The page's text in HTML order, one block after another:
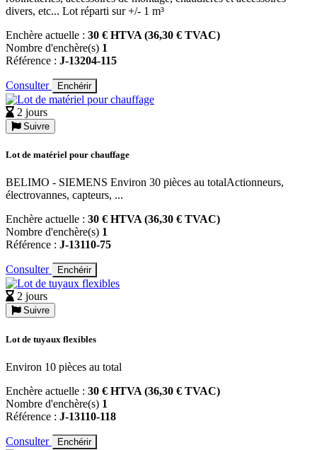
divers, etc... Lot réparti sur +/- 1 m³
Enchère actuelle : 30 € HTVA (36,30 € TVAC)
Nombre d'enchère(s) 1
Référence : J-13204-115
Consulter Enchérir
2 jours
Suivre
Lot de matériel pour chauffage
BELIMO - SIEMENS Environ 30 pièces au totalActionneurs,
électrovannes, capteurs, ...
Enchère actuelle : 30 € HTVA (36,30 € TVAC)
Nombre d'enchère(s) 1
Référence : J-13110-75
Consulter Enchérir
2 jours
Suivre
Lot de tuyaux flexibles
Environ 10 pièces au total
Enchère actuelle : 30 € HTVA (36,30 € TVAC)
Nombre d'enchère(s) 1
Référence : J-13110-118
Consulter Enchérir